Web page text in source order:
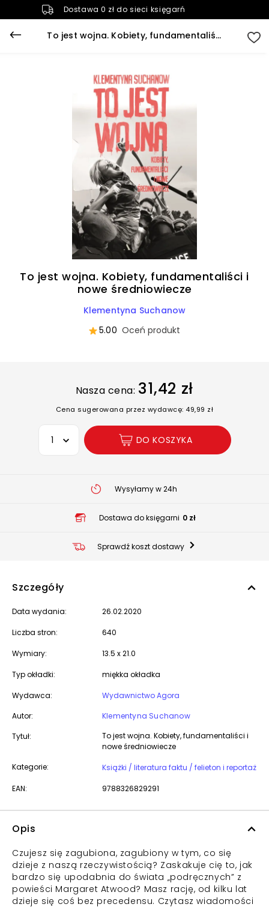
Dostawa 0 zł do sieci księgarń
To jest wojna. Kobiety, fundamentaliści i nowe średniowiecze
To jest wojna. Kobiety, fundamentaliści i
nowe średniowiecze
Klementyna Suchanow
5.00 Oceń produkt
Nasza cena: 31,42 zł
Cena sugerowana przez wydawcę: 49,99 zł
Wybierz opcję
DO KOSZYKA
Wysyłamy w 24h
Dostawa do księgarni 0 zł
Sprawdź koszt dostawy
Szczegóły
Data wydania: 26.02.2020
Liczba stron: 640
Wymiary: 13.5 x 21.0
Typ okładki: miękka okładka
Wydawca:
Wydawnictwo Agora
Autor:
Klementyna Suchanow
Tytuł:
To jest wojna. Kobiety, fundamentaliści i
nowe średniowiecze
Kategorie:
Książki / literatura faktu / felieton i reportaż
EAN: 9788326829291
Opis
Czujesz się zagubiona, zagubiony w tym, co się
dzieje z naszą rzeczywistością? Zaskakuje cię to, jak
bardzo się upodabnia do świata „podręcznych” z
powieści Margaret Atwood? Masz rację, od kilku lat
dzieje się coś bez precedensu. Czytasz wiadomości